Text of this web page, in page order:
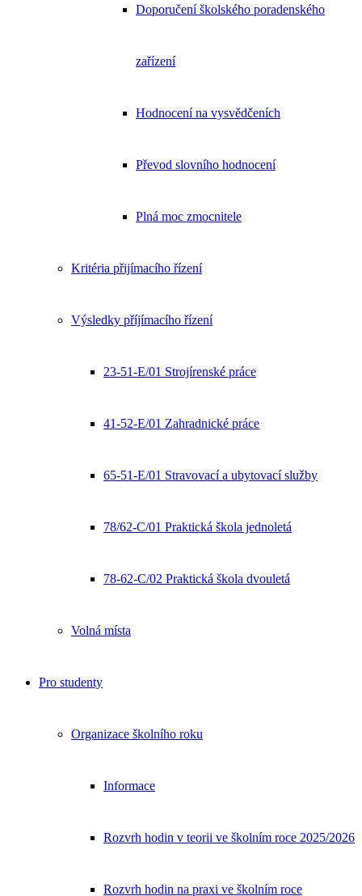
Doporučení školského poradenského
zařízení
Hodnocení na vysvědčeních
Převod slovního hodnocení
Plná moc zmocnitele
Kritéria přijímacího řízení
Výsledky příjímacího řízení
23-51-E/01 Strojírenské práce
41-52-E/01 Zahradnické práce
65-51-E/01 Stravovací a ubytovací služby
78/62-C/01 Praktická škola jednoletá
78-62-C/02 Praktická škola dvouletá
Volná místa
Pro studenty
Organizace školního roku
Informace
Rozvrh hodin v teorii ve školním roce 2025/2026
Rozvrh hodin na praxi ve školním roce